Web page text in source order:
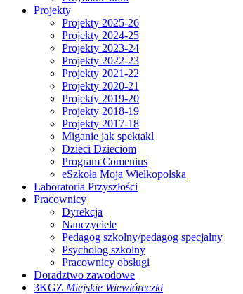
Projekty
Projekty 2025-26
Projekty 2024-25
Projekty 2023-24
Projekty 2022-23
Projekty 2021-22
Projekty 2020-21
Projekty 2019-20
Projekty 2018-19
Projekty 2017-18
Miganie jak spektakl
Dzieci Dzieciom
Program Comenius
eSzkoła Moja Wielkopolska
Laboratoria Przyszłości
Pracownicy
Dyrekcja
Nauczyciele
Pedagog szkolny/pedagog specjalny
Psycholog szkolny
Pracownicy obsługi
Doradztwo zawodowe
3KGZ Miejskie Wiewióreczki